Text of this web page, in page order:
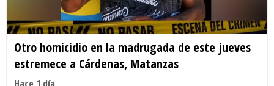
Otro homicidio en la madrugada de este jueves
estremece a Cárdenas, Matanzas